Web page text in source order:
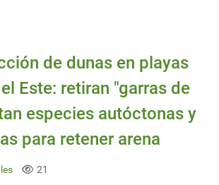
de dunas en playas
Este: retiran "garras de
especies autóctonas y
para retener arena
21